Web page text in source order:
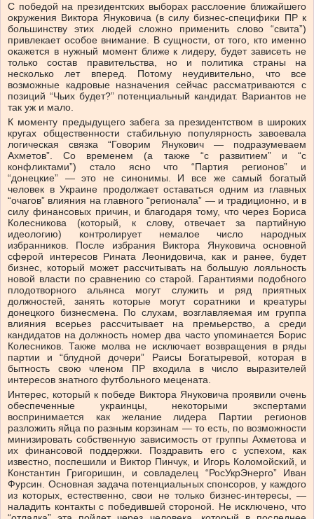
С победой на президентских выборах расслоение ближайшего
окружения Виктора Януковича (в силу бизнес-специфики ПР к
большинству этих людей сложно применить слово “свита”)
привлекает особое внимание. В сущности, от того, кто именно
окажется в нужный момент ближе к лидеру, будет зависеть не
только состав правительства, но и политика страны на
несколько лет вперед. Потому неудивительно, что все
возможные кадровые назначения сейчас рассматриваются с
позиций “Чьих будет?” потенциальный кандидат. Вариантов не
так уж и мало.
К моменту предыдущего забега за президентством в широких
кругах общественности стабильную популярность завоевала
логическая связка “Говорим Янукович — подразумеваем
Ахметов”. Со временем (а также “с развитием” и “с
конфликтами”) стало ясно что “Партия регионов” и
“донецкие” — это не синонимы. И все же самый богатый
человек в Украине продолжает оставаться одним из главных
“очагов” влияния на главного “регионала” — и традиционно, и в
силу финансовых причин, и благодаря тому, что через Бориса
Колесникова (который, к слову, отвечает за партийную
идеологию) контролирует немалое число народных
избранников. После избрания Виктора Януковича основной
сферой интересов Рината Леонидовича, как и ранее, будет
бизнес, который может рассчитывать на большую лояльность
новой власти по сравнению со старой. Гарантиями подобного
плодотворного альянса могут служить и ряд приятных
должностей, занять которые могут соратники и креатуры
донецкого бизнесмена. По слухам, возглавляемая им группа
влияния всерьез рассчитывает на премьерство, а среди
кандидатов на должность номер два часто упоминается Борис
Колесников. Также молва не исключает возвращения в ряды
партии и “блудной дочери” Раисы Богатыревой, которая в
бытность свою членом ПР входила в число выразителей
интересов знатного футбольного мецената.
Интерес, который к победе Виктора Януковича проявили очень
обеспеченные украинцы, некоторыми экспертами
воспринимается как желание лидера Партии регионов
разложить яйца по разным корзинам — то есть, по возможности
минизировать собственную зависимость от группы Ахметова и
их финансовой поддержки. Поздравить его с успехом, как
известно, поспешили и Виктор Пинчук, и Игорь Коломойский, и
Константин Григоришин, и совладелец “РосУкрЭнерго” Иван
Фурсин. Основная задача потенциальных спонсоров, у каждого
из которых, естественно, свои не только бизнес-интересы, —
наладить контакты с победившей стороной. Не исключено, что